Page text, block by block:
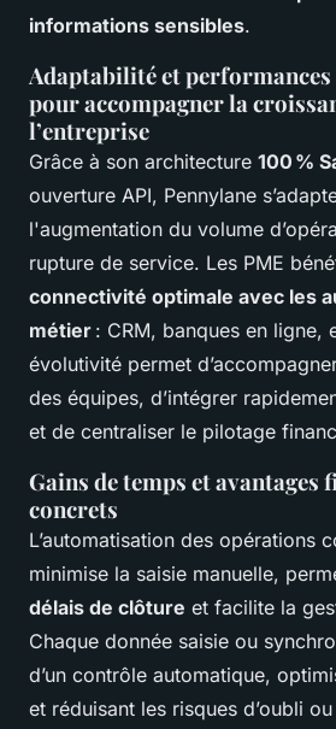
informations sensibles.
Adaptabilité et performances
pour accompagner la
l’entreprise
Grâce à son architecture 100 %
ouverture API, Pennylane
l'augmentation du volume
rupture de service. Les PME
connectivité optimale avec les
métier : CRM, banques en ligne,
évolutivité permet
des équipes, d’intégrer
et de centraliser le pilotage
Gains de temps et avantages
concrets
L’automatisation des opérations
minimise la saisie manuelle,
délais de clôture et facilite la
Chaque donnée saisie ou
d’un contrôle automatique,
et réduisant les risques d’oubli